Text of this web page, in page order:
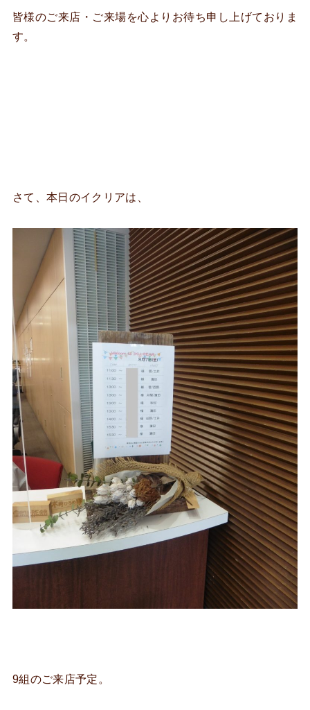
皆様のご来店・ご来場を心よりお待ち申し上げておりま
す。
さて、本日のイクリアは、
9組のご来店予定。